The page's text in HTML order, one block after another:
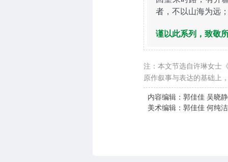
者，不以山海为远
谨以此系列，致敬
注：本文节选自许琳女士
原作叙事与表达的基础上
内容编辑：郭佳佳 吴晓
美术编辑：郭佳佳 何纯